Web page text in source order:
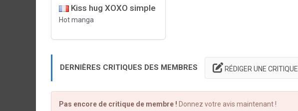
Kiss hug XOXO simple
Hot manga
DERNIÈRES CRITIQUES DES MEMBRES RÉDIGER UNE CRITIQUE
Pas encore de critique de membre ! Donnez votre avis maintenant !